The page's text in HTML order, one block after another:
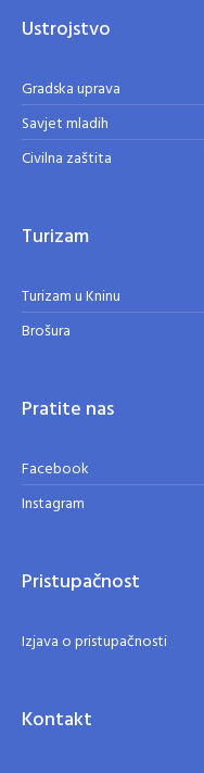
Ustrojstvo
Gradska uprava
Savjet mladih
Civilna zaštita
Turizam
Turizam u Kninu
Brošura
Pratite nas
Facebook
Instagram
Pristupačnost
Izjava o pristupačnosti
Kontakt